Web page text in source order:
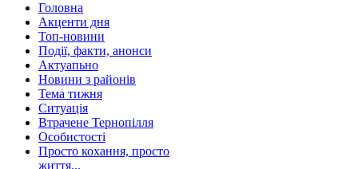
Головна
Акценти дня
Топ-новини
Події, факти, анонси
Актуапьно
Новини з районів
Тема тижня
Ситуація
Втрачене Тернопілля
Особистості
Просто кохання, просто
життя...